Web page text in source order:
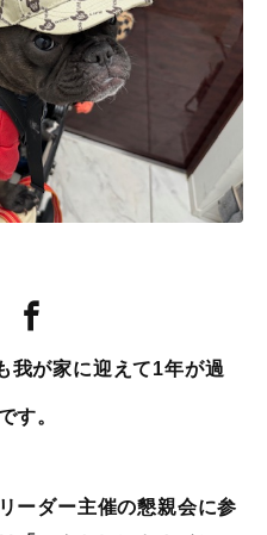
我が家に迎えて1年が過
す。
ーダー主催の懇親会に参